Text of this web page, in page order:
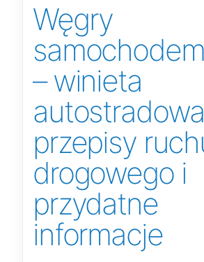
Węgry
– winieta
przepisy
drogowego i
przydatne
informacje